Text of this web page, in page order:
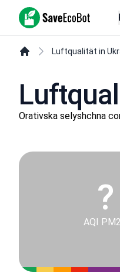
SaveEcoBot
Luftqualität in
Orativska selyshchna
?
AQI